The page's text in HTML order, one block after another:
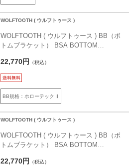
WOLFTOOTH ( ウルフトゥース )
WOLFTOOTH ( ウルフトゥース ) BB（ボ
トムブラケット） BSA BOTTOM
Shimano
22,770円 （税込）
BB規格：ホローテックⅡ
WOLFTOOTH ( ウルフトゥース )
WOLFTOOTH ( ウルフトゥース ) BB（ボ
トムブラケット） BSA BOTTOM
22,770円 （税込）